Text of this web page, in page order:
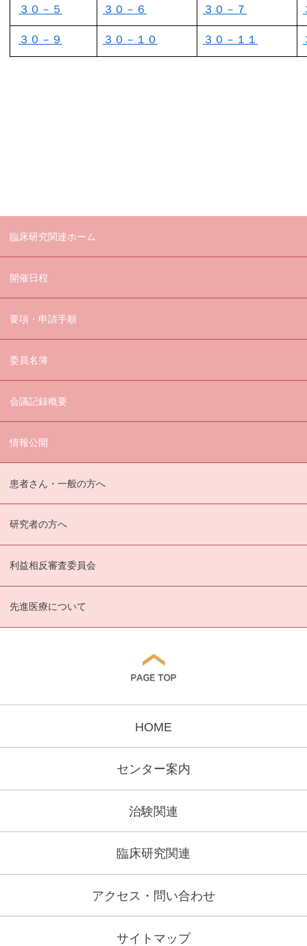
３０－５ ３０－６ ３０－７
３０－９ ３０－１０ ３０－１１
臨床研究関連ホーム
開催日程
要項・申請手順
委員名簿
会議記録概要
情報公開
患者さん・一般の方へ
研究者の方へ
利益相反審査委員会
先進医療について
HOME
センター案内
治験関連
臨床研究関連
アクセス・問い合わせ
サイトマップ